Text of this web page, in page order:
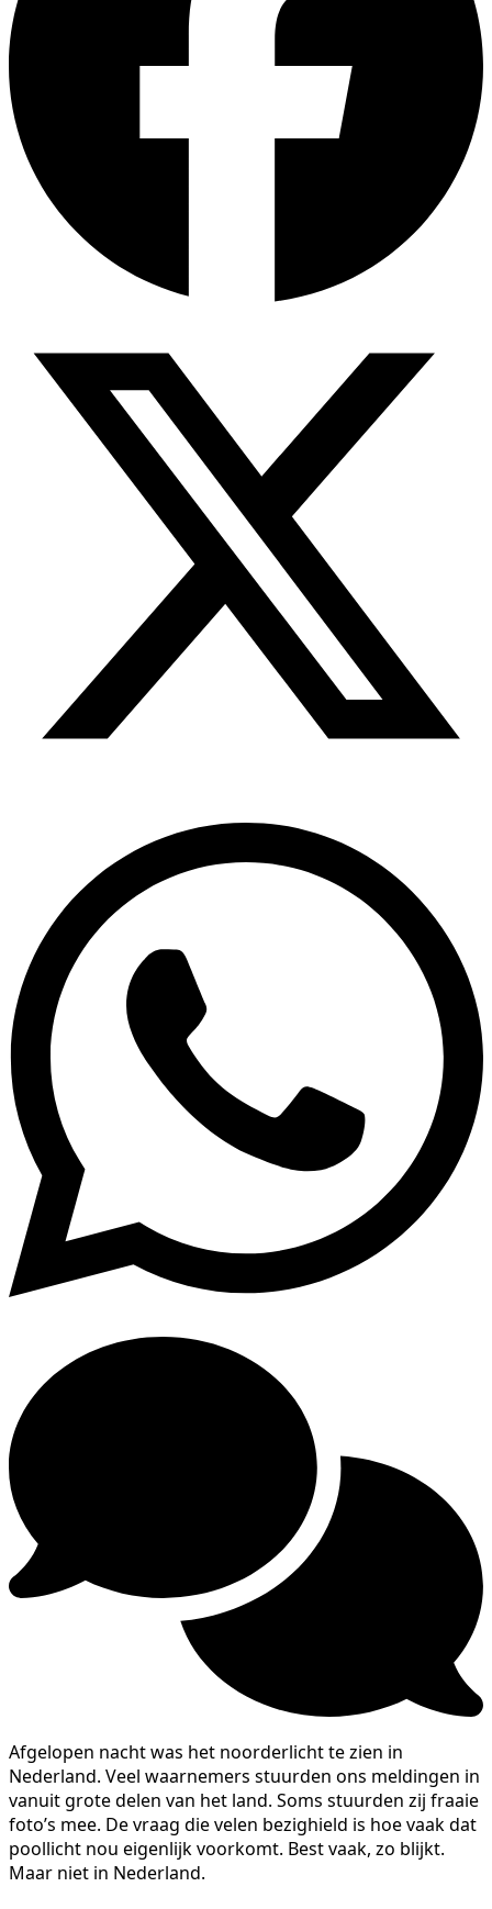
Afgelopen nacht was het noorderlicht te zien in
Nederland. Veel waarnemers stuurden ons meldingen in
vanuit grote delen van het land. Soms stuurden zij fraaie
foto’s mee. De vraag die velen bezighield is hoe vaak dat
poollicht nou eigenlijk voorkomt. Best vaak, zo blijkt.
Maar niet in Nederland.